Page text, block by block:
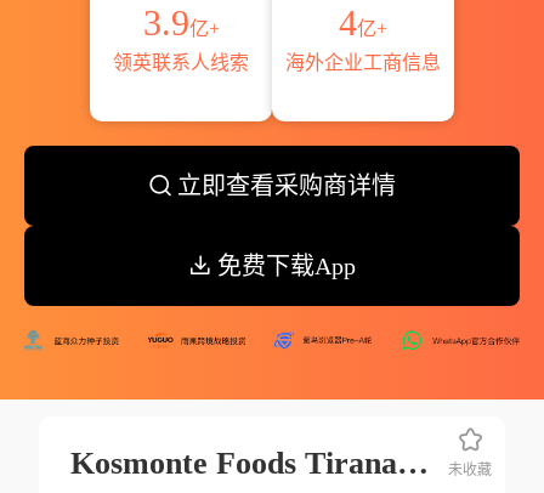
3.9亿+
领英联系人线索
4亿+
海外企业工商信息
立即查看采购商详情
免费下载App
Kosmonte Foods Tirana Ltd. 未收藏